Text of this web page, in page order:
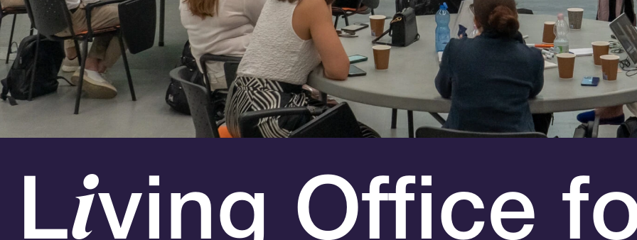
Living Office